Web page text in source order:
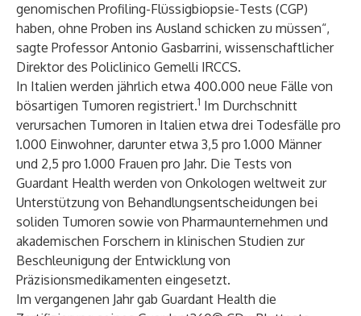
genomischen Profiling-Flüssigbiopsie-Tests (CGP)
haben, ohne Proben ins Ausland schicken zu müssen“,
sagte Professor Antonio Gasbarrini, wissenschaftlicher
Direktor des Policlinico Gemelli IRCCS.
In Italien werden jährlich etwa 400.000 neue Fälle von
bösartigen Tumoren registriert.1 Im Durchschnitt
verursachen Tumoren in Italien etwa drei Todesfälle pro
1.000 Einwohner, darunter etwa 3,5 pro 1.000 Männer
und 2,5 pro 1.000 Frauen pro Jahr. Die Tests von
Guardant Health werden von Onkologen weltweit zur
Unterstützung von Behandlungsentscheidungen bei
soliden Tumoren sowie von Pharmaunternehmen und
akademischen Forschern in klinischen Studien zur
Beschleunigung der Entwicklung von
Präzisionsmedikamenten eingesetzt.
Im vergangenen Jahr gab Guardant Health die